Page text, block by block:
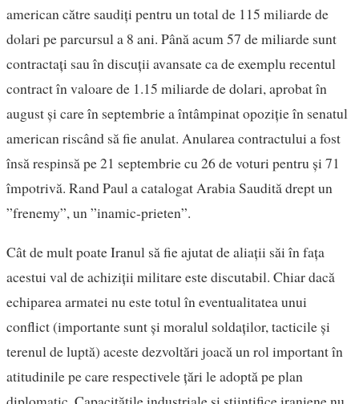
american către saudiți pentru un total de 115 miliarde de
dolari pe parcursul a 8 ani. Până acum 57 de miliarde sunt
contractați sau în discuții avansate ca de exemplu recentul
contract în valoare de 1.15 miliarde de dolari, aprobat în
august și care în septembrie a întâmpinat opoziție în senatul
american riscând să fie anulat. Anularea contractului a fost
însă respinsă pe 21 septembrie cu 26 de voturi pentru și 71
împotrivă. Rand Paul a catalogat Arabia Saudită drept un
”frenemy”, un ”inamic-prieten”.
Cât de mult poate Iranul să fie ajutat de aliații săi în fața
acestui val de achiziții militare este discutabil. Chiar dacă
echiparea armatei nu este totul în eventualitatea unui
conflict (importante sunt și moralul soldaților, tacticile și
terenul de luptă) aceste dezvoltări joacă un rol important în
atitudinile pe care respectivele țări le adoptă pe plan